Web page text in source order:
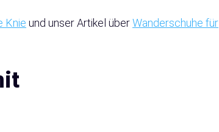
Knie und unser Artikel überWanderschuhe für